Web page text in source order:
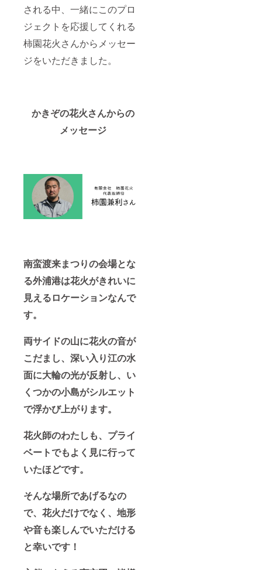
される中、一緒にこのプロ
ジェクトを応援してくれる
柿園花火さんからメッセー
ジをいただきました。
かきぞの花火さんからの
メッセージ
南蛮渡来まつりの会場とな
る外浦港は花火がきれいに
見えるロケーションなんで
す。
両サイドの山に花火の音が
こだまし、深い入り江の水
面に大輪の光が反射し、い
くつかの小島がシルエット
で浮かび上がります。
花火師のわたしも、プライ
ベートでもよく見に行って
いたほどです。
そんな場所であげるなの
で、花火だけでなく、地形
や音も楽しんでいただける
と幸いです！